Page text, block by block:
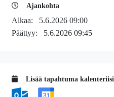
Ajankohta
Alkaa: 5.6.2026 09:00
Päättyy: 5.6.2026 09:45
Lisää tapahtuma kalenteriisi